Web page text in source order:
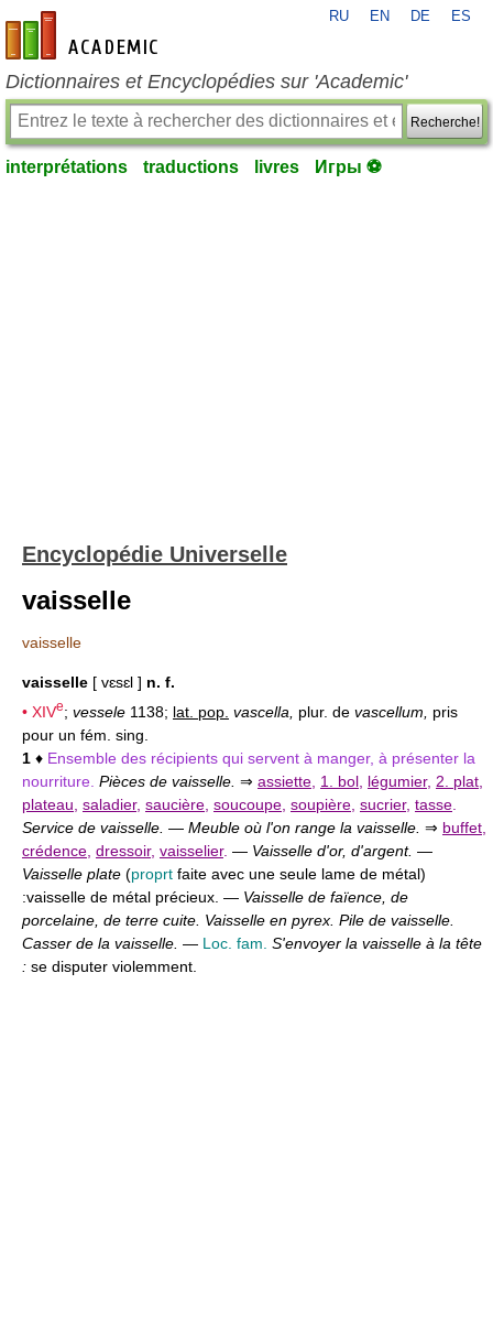
fr-academic.com
RU EN DE ES
Dictionnaires et Encyclopédies sur 'Academic'
Recherche!
interprétations traductions livres Игры ⚽
Encyclopédie Universelle
vaisselle
vaisselle
vaisselle [ vɛsɛl ] n. f.
• XIVe; vessele 1138; lat. pop. vascella, plur. de vascellum,
pris
pour un fém. sing.
1 ♦ Ensemble des récipients qui servent à manger, à présenter la
nourriture. Pièces de vaisselle. ⇒ assiette 1. bol légumier, 2. plat
plateau saladier, saucière soucoupe soupière sucrier, tasse
Service de vaisselle. — Meuble où l'on range la vaisselle. ⇒ buffet
crédence dressoir, vaisselier. — Vaisselle d'or, d'argent. —
Vaisselle plate (proprt faite avec une seule lame de métal)
:vaisselle de métal précieux. — Vaisselle de faïence, de
porcelaine, de terre cuite. Vaisselle en pyrex. Pile de vaisselle.
Casser de la vaisselle. — Loc. fam. S'envoyer la vaisselle à la tête
: se disputer violemment.